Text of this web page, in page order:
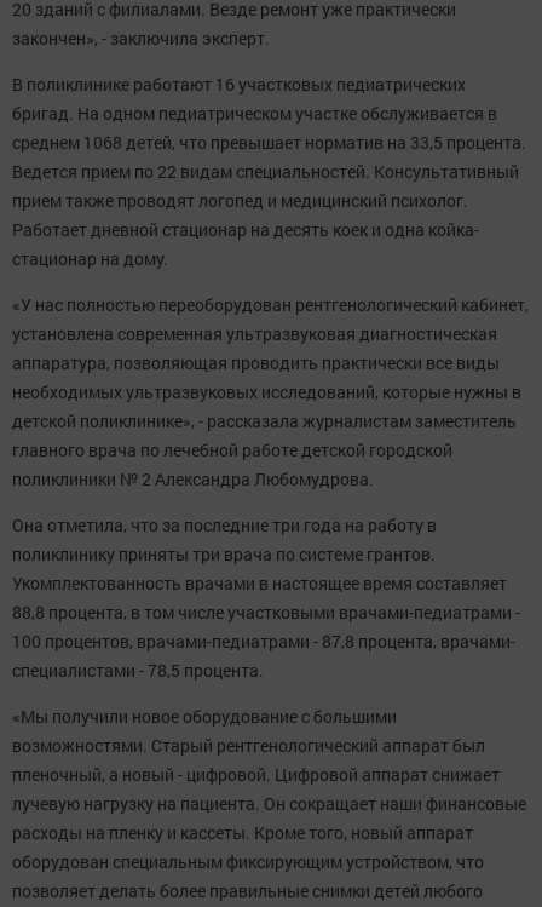
20 зданий с филиалами. Везде ремонт уже практически
закончен», - заключила эксперт.
В поликлинике работают 16 участковых педиатрических
бригад. На одном педиатрическом участке обслуживается в
среднем 1068 детей, что превышает норматив на 33,5 процента.
Ведется прием по 22 видам специальностей. Консультативный
прием также проводят логопед и медицинский психолог.
Работает дневной стационар на десять коек и одна койка-
стационар на дому.
«У нас полностью переоборудован рентгенологический кабинет,
установлена современная ультразвуковая диагностическая
аппаратура, позволяющая проводить практически все виды
необходимых ультразвуковых исследований, которые нужны в
детской поликлинике», - рассказала журналистам заместитель
главного врача по лечебной работе детской городской
поликлиники № 2 Александра Любомудрова.
Она отметила, что за последние три года на работу в
поликлинику приняты три врача по системе грантов.
Укомплектованность врачами в настоящее время составляет
88,8 процента, в том числе участковыми врачами-педиатрами -
100 процентов, врачами-педиатрами - 87,8 процента, врачами-
специалистами - 78,5 процента.
«Мы получили новое оборудование с большими
возможностями. Старый рентгенологический аппарат был
пленочный, а новый - цифровой. Цифровой аппарат снижает
лучевую нагрузку на пациента. Он сокращает наши финансовые
расходы на пленку и кассеты. Кроме того, новый аппарат
оборудован специальным фиксирующим устройством, что
позволяет делать более правильные снимки детей любого